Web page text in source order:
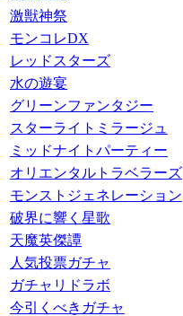
激獣神祭
モンコレDX
レッドスターズ
水の遊宴
グリーンファンタジー
スターライトミラージュ
ミッドナイトパーティー
オリエンタルトラベラーズ
モンストジェネレーション
破界に響く星歌
天魔英傑譚
人気投票ガチャ
ガチャリドラボ
今引くべきガチャ